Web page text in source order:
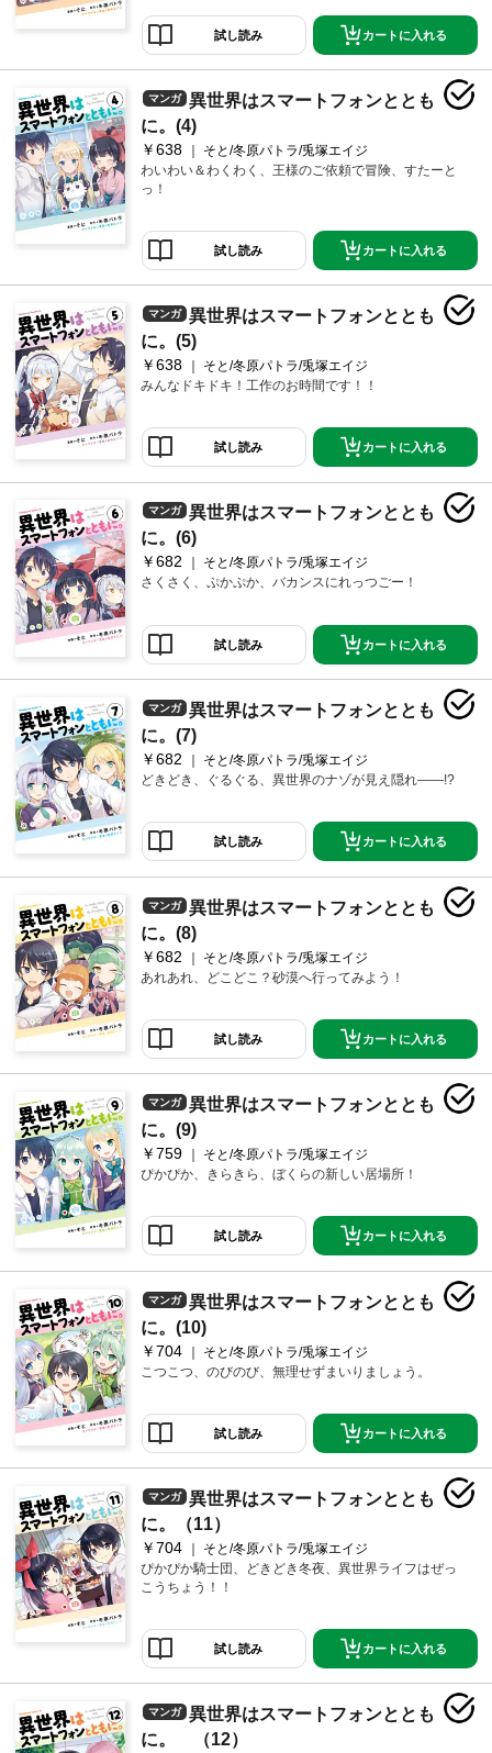
試し読み カートに入れる
マンガ
異世界はスマートフォンととも
に。(4)
￥638
そと/冬原パトラ/兎塚エイジ
わいわい＆わくわく、王様のご依頼で冒険、すたーと
っ！
試し読み カートに入れる
マンガ
異世界はスマートフォンととも
に。(5)
￥638
そと/冬原パトラ/兎塚エイジ
みんなドキドキ！工作のお時間です！！
試し読み カートに入れる
マンガ
異世界はスマートフォンととも
に。(6)
￥682
そと/冬原パトラ/兎塚エイジ
さくさく、ぷかぷか、バカンスにれっつごー！
試し読み カートに入れる
マンガ
異世界はスマートフォンととも
に。(7)
￥682
そと/冬原パトラ/兎塚エイジ
どきどき、ぐるぐる、異世界のナゾが見え隠れ――!?
試し読み カートに入れる
マンガ
異世界はスマートフォンととも
に。(8)
￥682
そと/冬原パトラ/兎塚エイジ
あれあれ、どこどこ？砂漠へ行ってみよう！
試し読み カートに入れる
マンガ
異世界はスマートフォンととも
に。(9)
￥759
そと/冬原パトラ/兎塚エイジ
ぴかぴか、きらきら、ぼくらの新しい居場所！
試し読み カートに入れる
マンガ
異世界はスマートフォンととも
に。(10)
￥704
そと/冬原パトラ/兎塚エイジ
こつこつ、のびのび、無理せずまいりましょう。
試し読み カートに入れる
マンガ
異世界はスマートフォンととも
に。（11）
￥704
そと/冬原パトラ/兎塚エイジ
ぴかぴか騎士団、どきどき冬夜、異世界ライフはぜっ
こうちょう！！
試し読み カートに入れる
マンガ
異世界はスマートフォンととも
に。 （12）